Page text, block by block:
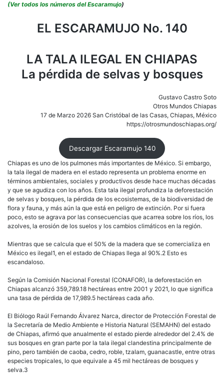
(Ver todos los números del Escaramujo)
EL ESCARAMUJO No. 140
LA TALA ILEGAL EN CHIAPAS
La pérdida de selvas y bosques
Gustavo Castro Soto
Otros Mundos Chiapas
17 de Marzo 2026 San Cristóbal de las Casas, Chiapas, México
https://otrosmundoschiapas.org/
Descargar Escaramujo 140
Chiapas es uno de los pulmones más importantes de México. Si embargo,
la tala ilegal de madera en el estado representa un problema enorme en
términos ambientales, sociales y productivos desde hace muchas décadas
y que se agudiza con los años. Esta tala ilegal profundiza la deforestación
de selvas y bosques, la pérdida de los ecosistemas, de la biodiversidad de
flora y fauna, y más aún la que está en peligro de extinción. Por si fuera
poco, esto se agrava por las consecuencias que acarrea sobre los ríos, los
azolves, la erosión de los suelos y los cambios climáticos en la región.
Mientras que se calcula que el 50% de la madera que se comercializa en
México es ilegal1, en el estado de Chiapas llega al 90%.2 Esto es
escandaloso.
Según la Comisión Nacional Forestal (CONAFOR), la deforestación en
Chiapas alcanzó 359,789.18 hectáreas entre 2001 y 2021, lo que significa
una tasa de pérdida de 17,989.5 hectáreas cada año.
El Biólogo Raúl Fernando Álvarez Narca, director de Protección Forestal de
la Secretaría de Medio Ambiente e Historia Natural (SEMAHN) del estado
de Chiapas, afirmó que anualmente el estado pierde alrededor del 2.4% de
sus bosques en gran parte por la tala ilegal clandestina principalmente de
pino, pero también de caoba, cedro, roble, tzalam, guanacastle, entre otras
especies tropicales, lo que equivale a 45 mil hectáreas de bosques y
selva.3